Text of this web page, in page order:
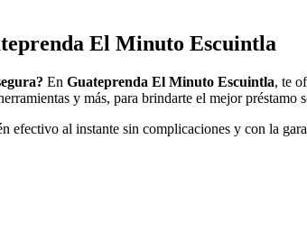
El Minuto Escuintla
En Guateprenda El Minuto Escuintla, te
y más, para brindarte el mejor préstamo
al instante sin complicaciones y con la